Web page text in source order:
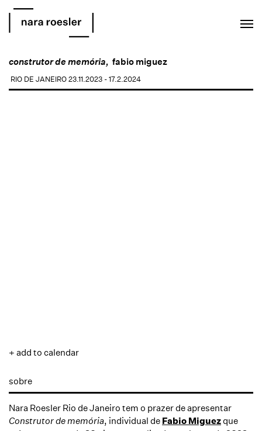
RIO DE JANEIRO23.11.2023 - 17.2.2024
fabio miguez
construtor de memória,
+ add to calendar
sobre
Nara Roesler Rio de Janeiro tem o prazer de apresentar
Construtor de memória, individual de Fabio Miguezque